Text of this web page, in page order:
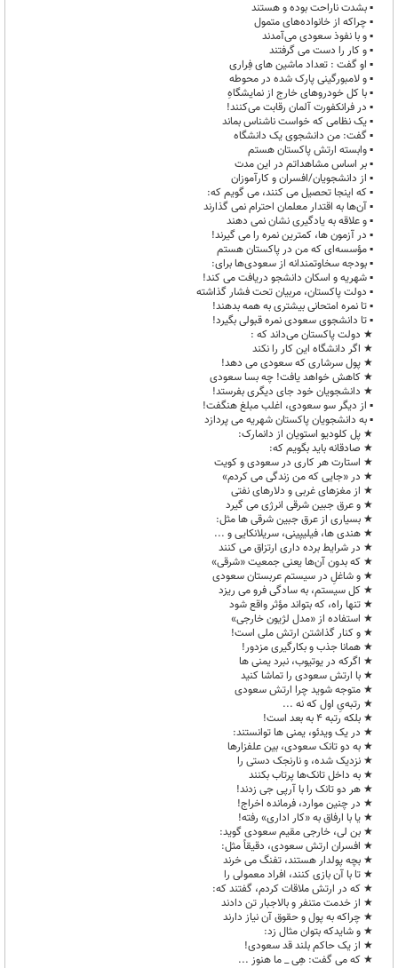
▪︎ بشدت ناراحت بوده و هستند
▪︎ چراکه از خانواده‌های متمول
▪︎ و با نفوذ سعودی می‌آمدند
▪︎ و کار را دست می گرفتند
▪︎ او گفت : تعداد ماشین های فِراری‌
▪︎ و لامبورگینی‌ پارک شده در محوطه
▪︎ با کل خودروهای خارج از نمایشگاهِ
▪︎ در فرانکفورت آلمان رقابت می‌کنند!
▪︎ یک نظامی که خواست ناشناس بماند
▪︎ گفت: من دانشجوی یک دانشگاه
▪︎ وابسته ارتش پاکستان هستم
▪︎ بر اساس مشاهداتم در این مدت
▪︎ از دانشجویان/افسران و کارآموزان
▪︎ که اینجا تحصیل می کنند، می گویم که:
▪︎ آن‌ها به اقتدار معلمان احترام نمی گذارند
▪︎ و علاقه به یادگیری نشان نمی دهند
▪︎ در آزمون ها، کمترین نمره را می گیرند!
▪︎ مؤسسه‌ای که من در پاکستان هستم‌
▪︎ بودجه سخاوتمندانه از سعودی‌ها برای:
▪︎ شهریه و اسکان دانشجو دریافت می کند!
▪︎ دولت پاکستان، مربیان تحت فشار گذاشته
▪︎ تا نمره امتحانی بیشتری به همه بدهند!
▪︎ تا دانشجوی سعودی نمره قبولی بگیرد!
★ دولت پاکستان می‌داند که :
★ اگر دانشگاه این کار را نکند
★ پول سرشاری که سعودی می دهد!
★ کاهش خواهد یافت! چه بسا سعودی
★ دانشجویان خود جای دیگری بفرستد!
▪︎ از دیگر سو سعودی، اغلب مبلغ هنگفت!
▪︎ به دانشجویان پاکستان شهریه می پردازد
★ پل کلودیو استویان از دانمارک:
★ صادقانه باید بگویم که:
★ استارت هر کاری در سعودی و کویت
★ در «جایی که من زندگی می کردم»
★ از مغزهای غربی و دلارهای نفتی
★ و عرق جبین شرقی انرژی می گیرد
★ بسیاری از عرق جبین شرقی ها مثل:
★ هندی ها، فیلیپینی، سریلانکایی و ...
★ در شرایط برده داری ارتزاق می کنند
★ که بدون آن‌ها یعنی جمعیت «شرقی»
★ و شاغلِ در سیستم عربستان سعودی
★ کل سیستم، به سادگی فرو می ریزد
★ تنها راه، که بتواند مؤثر واقع شود
★ استفاده از «مدل لژیون خارجی»
★ و کنار گذاشتن ارتش ملی است!
★ همانا جذب و بکارگیری مزدور!
★ اگرکه در یوتیوب، نبرد یمنی ها
★ با ارتش سعودی را تماشا کنید
★ متوجه شوید چرا ارتش سعودی
★ رتبه‌یِ اول که نه ...
★ بلکه رتبه 4 به بعد است!
★ در یک ویدئو، یمنی ها توانستند:
★ به دو تانک سعودی، بین علفزارها
★ نزدیک شده، و نارنجک دستی را
★ به داخل تانک‌ها پرتاب بکنند
★ هر دو تانک را با آرپی جی زدند!
★ در چنین موارد، فرمانده اخراج!
★ یا با ارفاق به «کار اداری» رفته!
★ بن لی، خارجی مقیم سعودی گوید:
★ افسران ارتش سعودی، دقیقاً مثل:
★ بچه پولدار هستند، تفنگ می خرند
★ تا با آن بازی کنند، افراد معمولی را
★ که در ارتش ملاقات کردم، گفتند که:
★ از خدمت متنفر و بالاجبار تن دادند
★ چراکه به پول و حقوق آن نیاز دارند
★ و شایدکه بتوان مثال زد:
★ از یک حاکم بلند قد سعودی!
★ که می گفت: هِی _ ما هنوز ...